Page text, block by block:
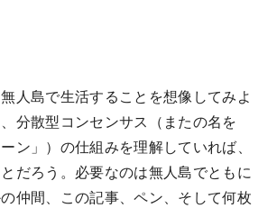
人島で生活することを想像してみよ
分散型コンセンサス（またの名を
ン」）の仕組みを理解していれば、
だろう。必要なのは無人島でともに
仲間、この記事、ペン、そして何枚